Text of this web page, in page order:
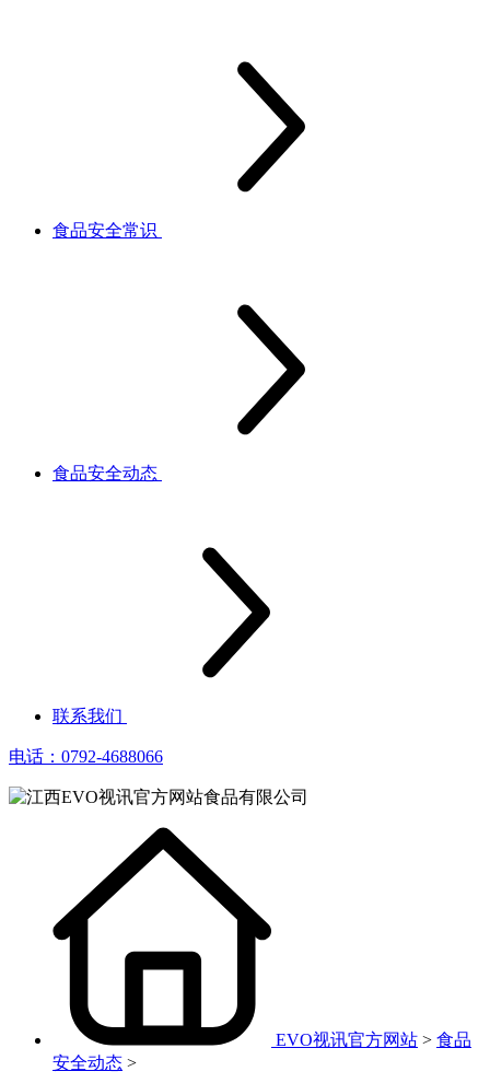
食品安全常识
食品安全动态
联系我们
电话：0792-4688066
EVO视讯官方网站 > 食品
安全动态 >